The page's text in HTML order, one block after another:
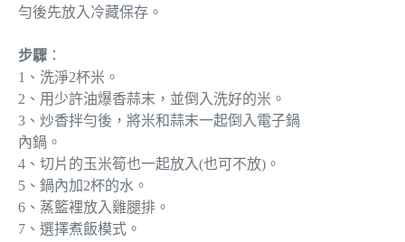
勻後先放入冷藏保存。
步驟 ：
1、洗淨2杯米。
2、用少許油爆香蒜末，並倒入洗好的米。
3、炒香拌勻後，將米和蒜末一起倒入電子鍋
內鍋。
4、切片的玉米筍也一起放入(也可不放)。
5、鍋內加2杯的水。
6、蒸籃裡放入雞腿排。
7、選擇煮飯模式。